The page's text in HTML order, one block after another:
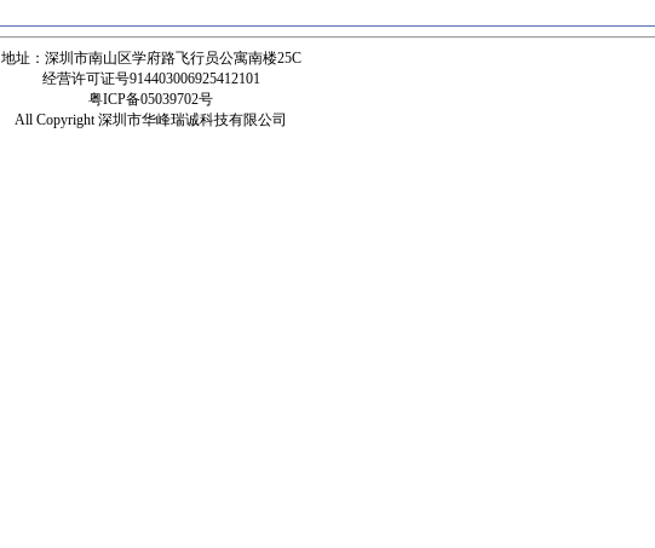
地址：深圳市南山区学府路飞行员公寓南楼25C
经营许可证号914403006925412101
粤ICP备05039702号
All Copyright 深圳市华峰瑞诚科技有限公司